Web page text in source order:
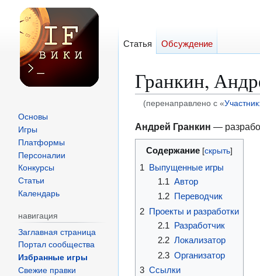
Гранкин,
(перенаправлено с «
Перейти
к
навигации
Перейти
к
поиску
Андрей Гранкин —
Содержание
1 Выпущенные игры
1.1 Автор
1.2 Переводчик
2 Проекты и разработки
2.1 Разработчик
2.2 Локализатор
2.3 Организатор
3 Ссылки
Статья Обсуждение
Основы
Игры
Платформы
Персоналии
Конкурсы
Статьи
Календарь
навигация
Заглавная страница
Портал сообщества
Избранные игры
Свежие правки